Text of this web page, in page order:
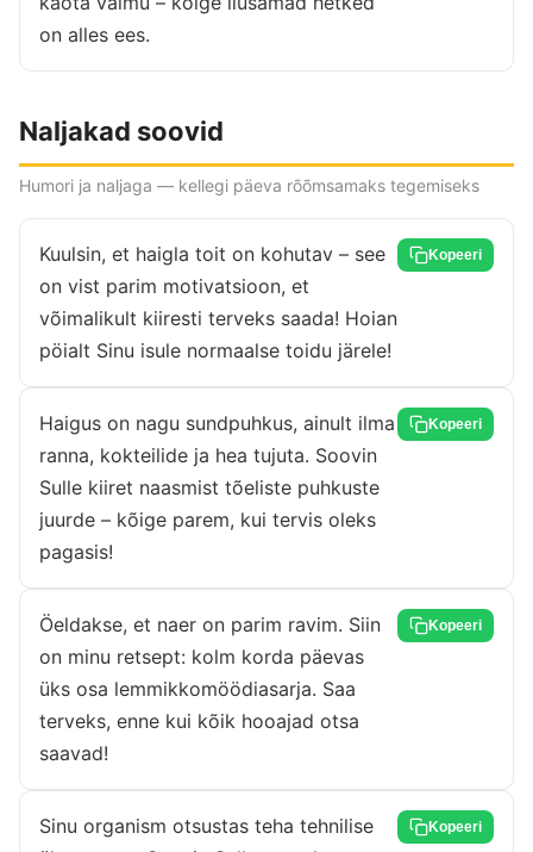
on alles ees.
Naljakad soovid
Humori ja naljaga — kellegi päeva rõõmsamaks tegemiseks
Kuulsin, et haigla toit on kohutav – see
on vist parim motivatsioon, et
võimalikult kiiresti terveks saada! Hoian
pöialt Sinu isule normaalse toidu järele!
Kopeeri
Haigus on nagu sundpuhkus, ainult ilma
ranna, kokteilide ja hea tujuta. Soovin
Sulle kiiret naasmist tõeliste puhkuste
juurde – kõige parem, kui tervis oleks
pagasis!
Kopeeri
Öeldakse, et naer on parim ravim. Siin
on minu retsept: kolm korda päevas
üks osa lemmikkomöödiasarja. Saa
terveks, enne kui kõik hooajad otsa
saavad!
Kopeeri
Sinu organism otsustas teha tehnilise
Kopeeri